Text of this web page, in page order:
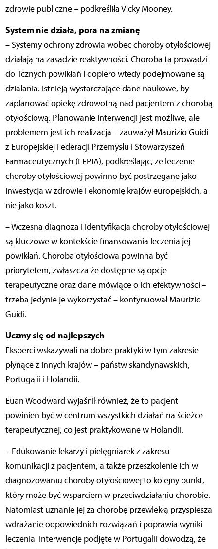
zdrowie publiczne – podkreśliła Vicky Mooney.
System nie działa, pora na zmianę
– Systemy ochrony zdrowia wobec choroby otyłościowej
działają na zasadzie reaktywności. Choroba ta prowadzi
do licznych powikłań i dopiero wtedy podejmowane są
działania. Istnieją wystarczające dane naukowe, by
zaplanować opiekę zdrowotną nad pacjentem z chorobą
otyłościową. Planowanie interwencji jest możliwe, ale
problemem jest ich realizacja – zauważył Maurizio Guidi
z Europejskiej Federacji Przemysłu i Stowarzyszeń
Farmaceutycznych (EFPIA), podkreślając, że leczenie
choroby otyłościowej powinno być postrzegane jako
inwestycja w zdrowie i ekonomię krajów europejskich, a
nie jako koszt.
– Wczesna diagnoza i identyfikacja choroby otyłościowej
są kluczowe w kontekście finansowania leczenia jej
powikłań. Choroba otyłościowa powinna być
priorytetem, zwłaszcza że dostępne są opcje
terapeutyczne oraz dane mówiące o ich efektywności –
trzeba jedynie je wykorzystać – kontynuował Maurizio
Guidi.
Uczmy się od najlepszych
Eksperci wskazywali na dobre praktyki w tym zakresie
płynące z innych krajów – państw skandynawskich,
Portugalii i Holandii.
Euan Woodward wyjaśnił również, że to pacjent
powinien być w centrum wszystkich działań na ścieżce
terapeutycznej, co jest praktykowane w Holandii.
– Edukowanie lekarzy i pielęgniarek z zakresu
komunikacji z pacjentem, a także przeszkolenie ich w
diagnozowaniu choroby otyłościowej to kolejny punkt,
który może być wsparciem w przeciwdziałaniu chorobie.
Natomiast uznanie jej za chorobę przewlekłą przyspiesza
wdrażanie odpowiednich rozwiązań i poprawia wyniki
leczenia. Interwencje podjęte w Portugalii dowodzą, że